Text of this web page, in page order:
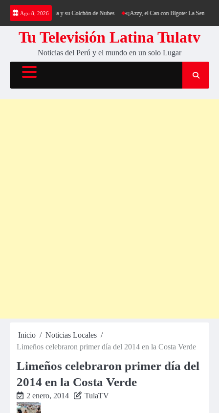
Saltar
contenido
Ago 8, 2026
Cerro Cantería y su Colchón de Nubes «¡Azzy, el Can con Bigote: La Sensación
Tu Televisión Latina Tulatv
Noticias del Perú y el mundo en un solo Lugar
Inicio
Noticias Locales
Limeños celebraron primer día del 2014 en la Costa Verde
Limeños celebraron primer día del
2014 en la Costa Verde
2 enero, 2014 TulaTV